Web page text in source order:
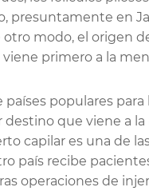
presuntamente en
otro modo, el origen
viene primero a la
países populares
destino que viene a
capilar es una de
país recibe
operaciones de